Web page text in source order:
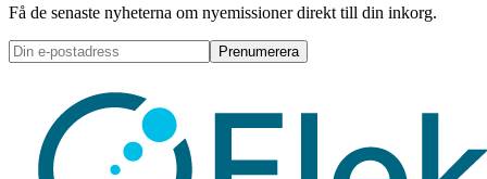
Få de senaste nyheterna om nyemissioner direkt till din inkorg.
Prenumerera